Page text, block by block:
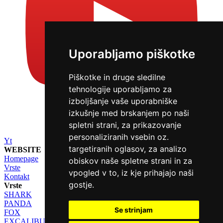
Uporabljamo piškotke
Piškotke in druge sledilne
tehnologije uporabljamo za
izboljšanje vaše uporabniške
izkušnje med brskanjem po naši
spletni strani, za prikazovanje
personaliziranih vsebin oz.
targetiranih oglasov, za analizo
obiskov naše spletne strani in za
vpogled v to, iz kje prihajajo naši
gostje.
Se strinjam
Yt
WEBSITE
Homepage
Vrste
Kontakt
Vrste
SHARK
PANDA
FOX
EXCALIBUR